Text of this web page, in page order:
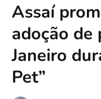
Assaí
adoção de
Janeiro
Pet”